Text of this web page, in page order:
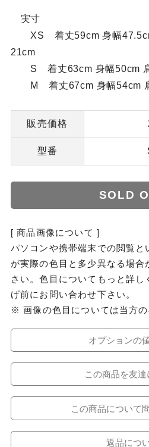
実寸
XS 着丈59cm 身幅
21cm
S 着丈63cm 身幅50cm 肩
M 着丈67cm 身幅54cm 肩
販売価格
型番
SOLD
[ 商品画像について ]
パソコンや携帯端末での閲覧と
が実際の色目と多少異なる場合
さい。色目についてもっと詳し
げ前にお問い合わせ下さい。
※ 画像の色目については当方の
オプションの
この商品を友達
この商品について
返品につ